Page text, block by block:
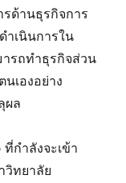
ด้านธุรกิจการ
ำเนินการใน
รถทำธุรกิจส่วน
เองอย่าง
ผล
กำลังจะเข้า
ทยาลัย